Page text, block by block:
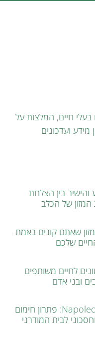
בעלי חיים, המלצות על
מידע ועדכונים
בין הצלחת
של הכלב
שאתם קונים באמת
שלכם
לחיים משותפים
ובני אדם
קמין חשמלי Napoleon: פתרון חימום
לבית המודרני